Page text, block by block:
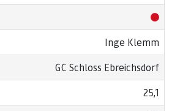
Inge Klemm
GC Schloss Ebreichsdorf
25,1